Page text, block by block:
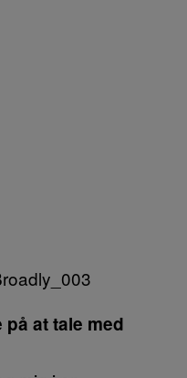
at tale med